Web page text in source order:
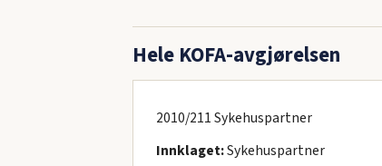
Hele KOFA-avgjørelsen
2010/211 Sykehuspartner
Innklaget:Sykehuspartner